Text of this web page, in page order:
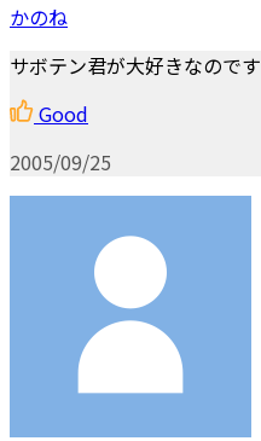
かのね
サボテン君が大好きなのです
Good
2005/09/25